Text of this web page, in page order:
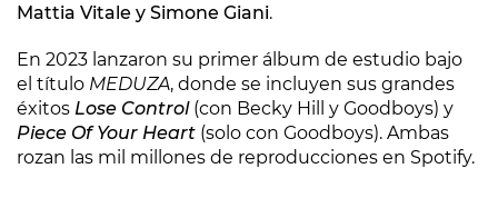
Mattia Vitale y Simone Giani.
En 2023 lanzaron su primer álbum de estudio bajo
el título MEDUZA, donde se incluyen sus grandes
éxitos Lose Control(con Becky Hill y Goodboys) y
Piece Of Your Heart (solo con Goodboys). Ambas
rozan las mil millones de reproducciones en Spotify.